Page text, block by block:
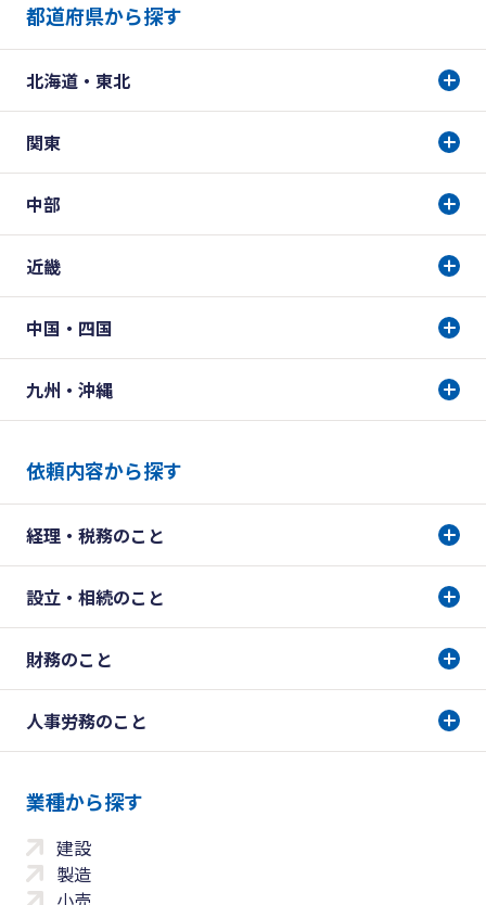
都道府県から探す
北海道・東北
関東
中部
近畿
中国・四国
九州・沖縄
依頼内容から探す
経理・税務のこと
設立・相続のこと
財務のこと
人事労務のこと
業種から探す
建設
製造